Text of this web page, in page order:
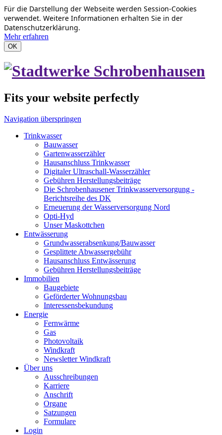
Für die Darstellung der Webseite werden Session-Cookies
verwendet. Weitere Informationen erhalten Sie in der
Datenschutzerklärung.
Mehr erfahren
OK
Fits your website perfectly
Navigation überspringen
Trinkwasser
Bauwasser
Gartenwasserzähler
Hausanschluss Trinkwasser
Digitaler Ultraschall-Wasserzähler
Gebühren Herstellungsbeiträge
Die Schrobenhausener Trinkwasserversorgung -
Berichtsreihe des DK
Erneuerung der Wasserversorgung Nord
Opti-Hyd
Unser Maskottchen
Entwässerung
Grundwasserabsenkung/Bauwasser
Gesplittete Abwassergebühr
Hausanschluss Entwässerung
Gebühren Herstellungsbeiträge
Immobilien
Baugebiete
Geförderter Wohnungsbau
Interessensbekundung
Energie
Fernwärme
Gas
Photovoltaik
Windkraft
Newsletter Windkraft
Über uns
Ausschreibungen
Karriere
Anschrift
Organe
Satzungen
Formulare
Login